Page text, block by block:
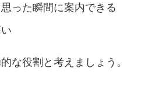
思った瞬間に案内できる
な役割と考えましょう。